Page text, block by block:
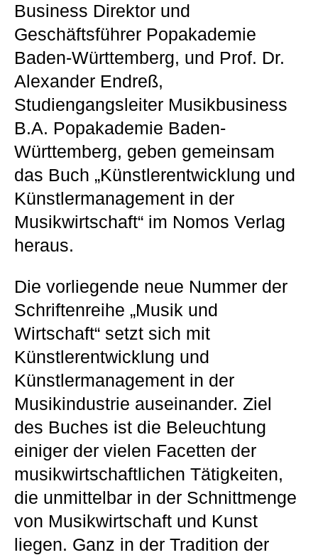
Business Direktor und
Geschäftsführer Popakademie
Baden-Württemberg, und Prof. Dr.
Alexander Endreß,
Studiengangsleiter Musikbusiness
B.A. Popakademie Baden-
Württemberg, geben gemeinsam
das Buch „Künstlerentwicklung und
Künstlermanagement in der
Musikwirtschaft“ im Nomos Verlag
heraus.
Die vorliegende neue Nummer der
Schriftenreihe „Musik und
Wirtschaft“ setzt sich mit
Künstlerentwicklung und
Künstlermanagement in der
Musikindustrie auseinander. Ziel
des Buches ist die Beleuchtung
einiger der vielen Facetten der
musikwirtschaftlichen Tätigkeiten,
die unmittelbar in der Schnittmenge
von Musikwirtschaft und Kunst
liegen. Ganz in der Tradition der